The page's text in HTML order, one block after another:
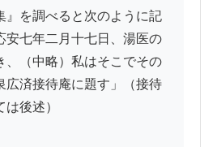
』を調べると次のように記
安七年二月十七日、湯医の
、（中略）私はそこでその
広済接待庵に題す」（接待
後述）